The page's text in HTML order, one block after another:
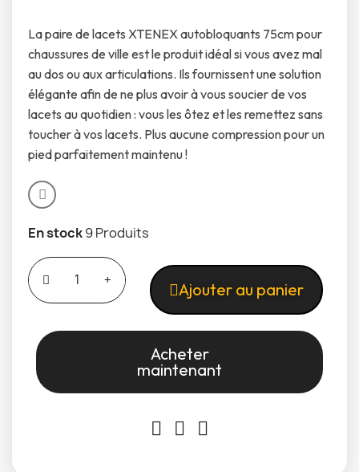
La paire de lacets XTENEX autobloquants 75cm pour
chaussures de ville est le produit idéal si vous avez mal
au dos ou aux articulations. Ils fournissent une solution
élégante afin de ne plus avoir à vous soucier de vos
lacets au quotidien : vous les ôtez et les remettez sans
toucher à vos lacets. Plus aucune compression pour un
pied parfaitement maintenu !
En stock9 Produits
Ajouter au panier
Acheter
maintenant